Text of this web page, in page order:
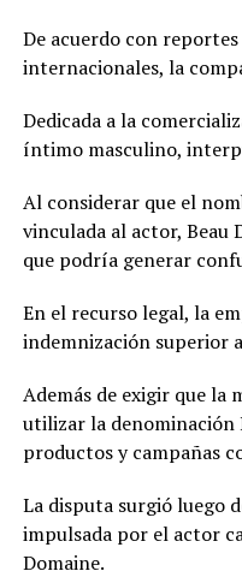
De acuerdo con
internacionales, la
Dedicada a la
íntimo masculino,
Al considerar que el
vinculada al actor, Beau
que podría generar
En el recurso legal, la
indemnización superior
Además de exigir que la
utilizar la denominación
productos y campañas
La disputa surgió luego
impulsada por el actor
Domaine.